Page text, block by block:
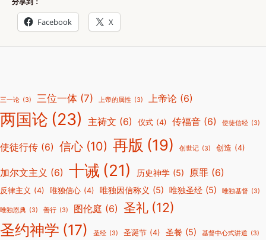
Facebook X
三一论 (3) 三位一体 (7) 上帝的属性 (3) 上帝论 (6)
两国论 (23) 主祷文 (6) 仪式 (4) 传福音 (6) 使徒信经 (3)
使徒行传 (6) 信心 (10) 再版 (19) 创世记 (3) 创造 (4)
加尔文主义 (6) 十诫 (21) 历史神学 (5) 原罪 (6)
反律主义 (4) 唯独信心 (4) 唯独因信称义 (5) 唯独圣经 (5) 唯独基督 (3)
唯独恩典 (3) 善行 (3) 图伦庭 (6) 圣礼 (12)
圣约神学 (17) 圣经 (3) 圣诞节 (4) 圣餐 (5) 基督中心式讲道 (3)